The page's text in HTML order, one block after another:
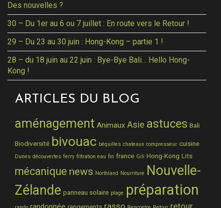
Des nouvelles ?
30 – Du 1er au 6 ou 7 juillet : En route vers le Retour !
29 – Du 23 au 30 juin : Hong-Kong – partie 1 !
28 – du 18 juin au 22 juin : Bye-Bye Bali… Hello Hong-
Kong !
ARTICLES DU BLOG
aménagement Animaux Asie astuces Bali
Biodiversité bivouac béquilles chateaux compresseur cuisine
Dunes découvertes ferry filtration eau fin france Gili Hong-Kong Lits
mécanique news Northland Nourriture Nouvelle-
Zélande panneau solaire plage préparation
rasso retour